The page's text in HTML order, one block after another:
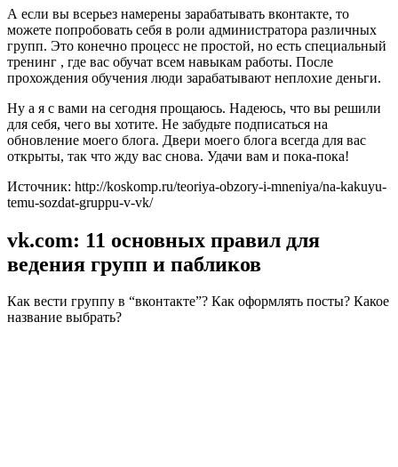
А если вы всерьез намерены зарабатывать вконтакте, то
можете попробовать себя в роли администратора различных
групп. Это конечно процесс не простой, но есть специальный
тренинг , где вас обучат всем навыкам работы. После
прохождения обучения люди зарабатывают неплохие деньги.
Ну а я с вами на сегодня прощаюсь. Надеюсь, что вы решили
для себя, чего вы хотите. Не забудьте подписаться на
обновление моего блога. Двери моего блога всегда для вас
открыты, так что жду вас снова. Удачи вам и пока-пока!
Источник: http://koskomp.ru/teoriya-obzory-i-mneniya/na-kakuyu-
temu-sozdat-gruppu-v-vk/
vk.com: 11 основных правил для
ведения групп и пабликов
Как вести группу в “вконтакте”? Как оформлять посты? Какое
название выбрать?